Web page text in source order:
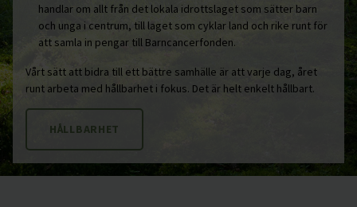
handlar om allt från det lokala idrottslaget som sätter barn
och unga i centrum, till laget som cyklar land och rike runt för
att samla in pengar till Barncancerfonden.
Vårt sätt att bidra till ett bättre samhälle är att varje dag, året
runt arbeta med hållbarhet i fokus. Det är helt enkelt hållbart.
HÅLLBARHET